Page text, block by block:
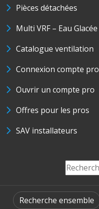
Pièces détachées
Multi VRF – Eau Glacée
Catalogue ventilation
Connexion compte pro
Ouvrir un compte pro
Offres pour les pros
SAV installateurs
Recherche ensemble